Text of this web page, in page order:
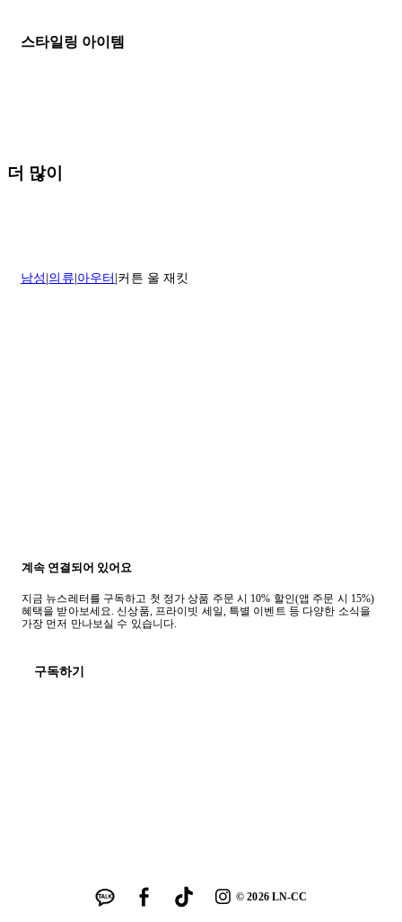
세일 기간에는 배송이 다소 지연될 수 있습니다. 궁금하신 점이 있거
나 도움이 필요하신 경우 고객센터로 문의해 주세요.
스타일링 아이템
더 많이
남성 의류 아우터 커튼 울 재킷
계속 연결되어 있어요
지금 뉴스레터를 구독하고 첫 정가 상품 주문 시 10% 할인(앱 주문 시 15%)
혜택을 받아보세요. 신상품, 프라이빗 세일, 특별 이벤트 등 다양한 소식을
가장 먼저 만나보실 수 있습니다.
구독하기
©2026LN-CC